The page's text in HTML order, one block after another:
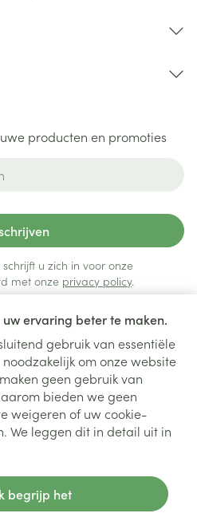
ervaring beter te maken.
gebruik van essentiële
om onze website
geen gebruik van
bieden we geen
weigeren of uw cookie-
We leggen dit in detail uit in
begrijp het
producten en promoties
u zich in voor onze
met onze privacy policy.